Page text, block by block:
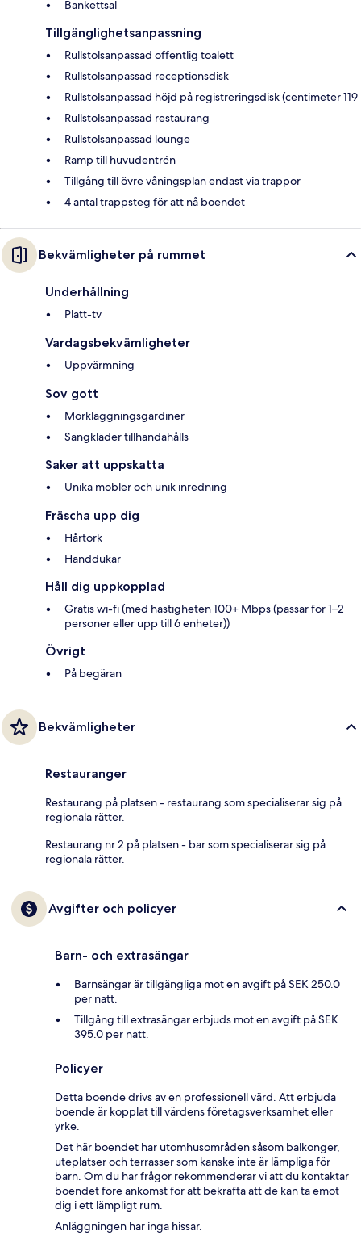
Bankettsal
Tillgänglighetsanpassning
Rullstolsanpassad offentlig toalett
Rullstolsanpassad receptionsdisk
Rullstolsanpassad höjd på registreringsdisk (centimeter 119
Rullstolsanpassad restaurang
Rullstolsanpassad lounge
Ramp till huvudentrén
Tillgång till övre våningsplan endast via trappor
4 antal trappsteg för att nå boendet
Bekvämligheter på rummet
Underhållning
Platt-tv
Vardagsbekvämligheter
Uppvärmning
Sov gott
Mörkläggningsgardiner
Sängkläder tillhandahålls
Saker att uppskatta
Unika möbler och unik inredning
Fräscha upp dig
Hårtork
Handdukar
Håll dig uppkopplad
Gratis wi-fi (med hastigheten 100+ Mbps (passar för 1–2
personer eller upp till 6 enheter))
Övrigt
På begäran
Bekvämligheter
Restauranger
Restaurang på platsen - restaurang som specialiserar sig på
regionala rätter.
Restaurang nr 2 på platsen - bar som specialiserar sig på
regionala rätter.
Avgifter och policyer
Barn- och extrasängar
Barnsängar är tillgängliga mot en avgift på SEK 250.0
per natt.
Tillgång till extrasängar erbjuds mot en avgift på SEK
395.0 per natt.
Policyer
Detta boende drivs av en professionell värd. Att erbjuda
boende är kopplat till värdens företagsverksamhet eller
yrke.
Det här boendet har utomhusområden såsom balkonger,
uteplatser och terrasser som kanske inte är lämpliga för
barn. Om du har frågor rekommenderar vi att du kontaktar
boendet före ankomst för att bekräfta att de kan ta emot
dig i ett lämpligt rum.
Anläggningen har inga hissar.